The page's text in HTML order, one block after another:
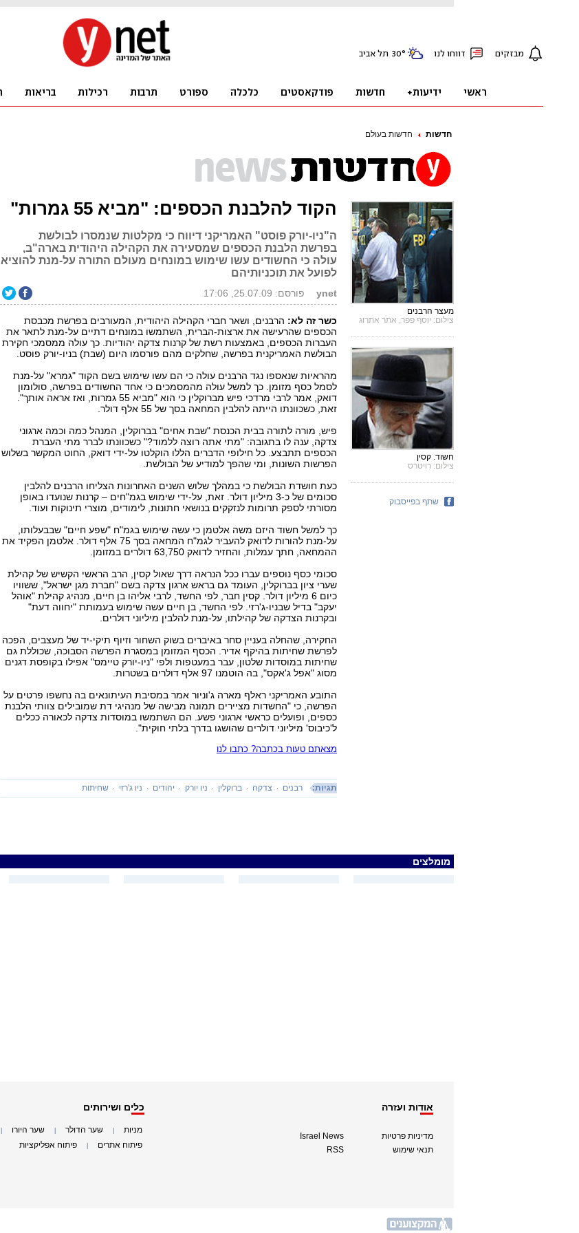
חדשות חדשות בעולם
הקוד להלבנת הכספים: "מביא 55 גמרות"
ה"ניו-יורק פוסט" האמריקני דיווח כי מקלטות שנמסרו לבולשת
בפרשת הלבנת הכספים שמסעירה את הקהילה היהודית בארה"ב,
עולה כי החשודים עשו שימוש במונחים מעולם התורה על-מנת להוציא
לפועל את תוכניותיהם
ynet פורסם: 25.07.09, 17:06
כשר זה לא: הרבנים, ושאר חברי הקהילה היהודית, המעורבים בפרשת מכבסת
הכספים שהרעישה את ארצות-הברית, השתמשו במונחים דתיים על-מנת לתאר את
העברות הכספים, באמצעות רשת של קרנות צדקה יהודיות. כך עולה ממסמכי חקירת
הבולשת האמריקנית בפרשה, שחלקים מהם פורסמו היום (שבת) בניו-יורק פוסט.
מהראיות שנאספו נגד הרבנים עולה כי הם עשו שימוש בשם הקוד "גמרא" על-מנת
לסמל כסף מזומן. כך למשל עולה מהמסמכים כי אחד החשודים בפרשה, סולומון
דואק, אמר לרבי מרדכי פיש מברוקלין כי הוא "מביא 55 גמרות, ואז אראה אותך".
זאת, כשכוונתו הייתה להלבין המחאה בסך של 55 אלף דולר.
פיש, מורה לתורה בבית הכנסת "שבת אחים" בברוקלין, המנהל כמה וכמה ארגוני
צדקה, ענה לו בתגובה: "מתי אתה רוצה ללמוד?" כשכוונתו לברר מתי העברת
הכספים תתבצע. כל חילופי הדברים הללו הוקלטו על-ידי דואק, החוט המקשר בשלוש
הפרשות השונות, ומי שהפך למודיע של הבולשת.
כעת חושדת הבולשת כי במהלך שלוש השנים האחרונות הצליחו הרבנים להלבין
סכומים של כ-3 מיליון דולר. זאת, על-ידי שימוש בגמ"חים – קרנות שנועדו באופן
מסורתי לספק תרומות לנזקקים בנושאי חתונות, לימודים, מוצרי תינוקות ועוד.
כך למשל חשוד היזם משה אלטמן כי עשה שימוש בגמ"ח "שפע חיים" שבבעלותו,
על-מנת להורות לדואק להעביר לגמ"ח המחאה בסך 75 אלף דולר. אלטמן הפקיד את
ההמחאה, חתך עמלות, והחזיר לדואק 63,750 דולרים במזומן.
סכומי כסף נוספים עברו ככל הנראה דרך שאול קסין, הרב הראשי הקשיש של קהילת
שערי ציון בברוקלין, העומד גם בראש ארגון צדקה בשם "חברת מגן ישראל", ששוויו
כיום 6 מיליון דולר. קסין חבר, לפי החשד, לרבי אליהו בן חיים, מנהיג קהילת "אוהל
יעקב" בדיל שבניו-ג'רזי. לפי החשד, בן חיים עשה שימוש בעמותת "יחווה דעת"
ובקרנות הצדקה של קהילתו, על-מנת להלבין מיליוני דולרים.
החקירה, שהחלה בעניין סחר באיברים בשוק השחור וזיוף תיקי-יד של מעצבים, הפכה
לפרשת שחיתות בהיקף אדיר. הכסף המזומן במסגרת הפרשה הסבוכה, שכוללת גם
שחיתות במוסדות שלטון, עבר במעטפות ולפי "ניו-יורק טיימס" אפילו בקופסת דגנים
מסוג "אפל ג'אקס", בה הוטמנו 97 אלף דולרים בשטרות.
התובע האמריקני ראלף מארה ג'וניור אמר במסיבת העיתונאים בה נחשפו פרטים על
הפרשה, כי "החשדות מציירים תמונה מבישה של מנהיגי דת שמובילים צוותי הלבנת
כספים, ופועלים כראשי ארגוני פשע. הם השתמשו במוסדות צדקה לכאורה ככלים
ל'כיבוס' מיליוני דולרים שהושגו בדרך בלתי חוקית".
מצאתם טעות בכתבה? כתבו לנו
תגיות: רבנים צדקה ברוקלין ניו יורק יהודים ניו ג'רזי שחיתות
מעצר הרבנים
צילום: יוסף פפר, אתר אתרוג
חשוד. קסין
צילום: רויטרס
שתף בפייסבוק
מומלצים
אודות ועזרה
מדיניות פרטיות
תנאי שימוש
Israel News
RSS
כלים ושירותים
מניות שער הדולר שער היורו
פיתוח אתרים פיתוח אפליקציות